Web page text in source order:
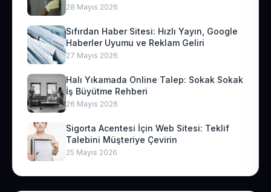
28 Mayıs 2026
Sıfırdan Haber Sitesi: Hızlı Yayın, Google
Haberler Uyumu ve Reklam Geliri
27 Mayıs 2026
Halı Yıkamada Online Talep: Sokak Sokak
İş Büyütme Rehberi
26 Mayıs 2026
Sigorta Acentesi İçin Web Sitesi: Teklif
Talebini Müşteriye Çevirin
25 Mayıs 2026